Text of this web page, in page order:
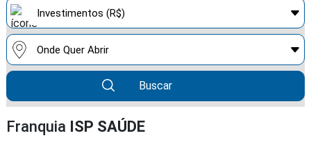
Buscar
Franquia ISP SAÚDE